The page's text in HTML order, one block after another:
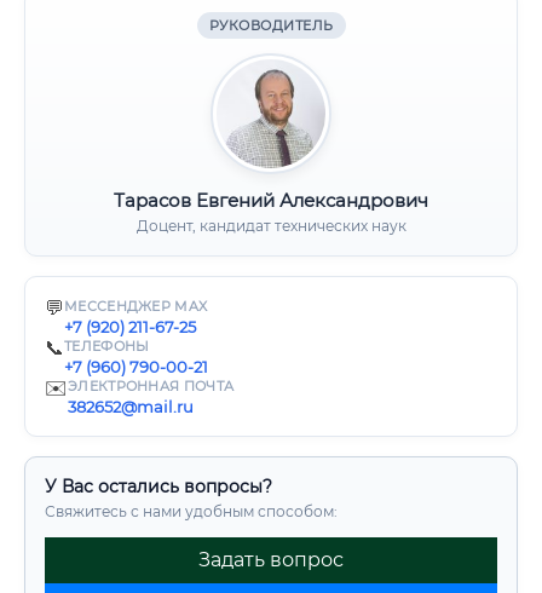
РУКОВОДИТЕЛЬ
Тарасов Евгений Александрович
Доцент, кандидат технических наук
💬 МЕССЕНДЖЕР MAX
+7 (920) 211-67-25
📞ТЕЛЕФОНЫ
+7 (960) 790-00-21
✉️ЭЛЕКТРОННАЯ ПОЧТА
382652@mail.ru
У Вас остались вопросы?
Свяжитесь с нами удобным способом:
Задать вопрос